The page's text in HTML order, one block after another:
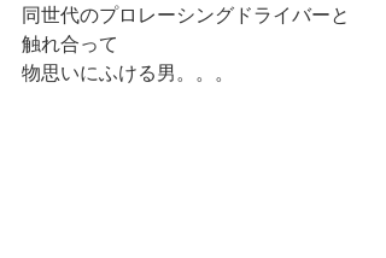
同世代のプロレーシングドライバーと
触れ合って
物思いにふける男。。。